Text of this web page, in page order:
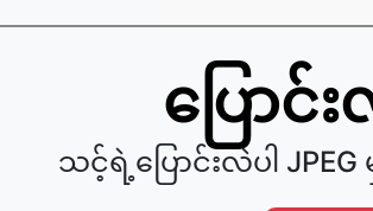
ပြောင်
သင့်ရဲ့ပြောင်းလဲပါ